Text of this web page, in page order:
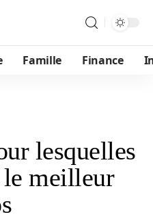
Famille Finance
lesquelles
meilleur